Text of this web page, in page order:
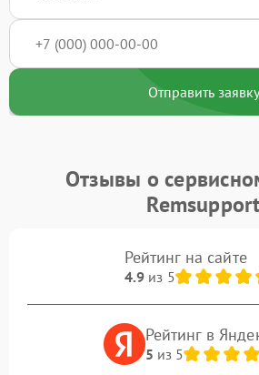
Отправить заявку
Отзывы о
Remsupport
Рейтинг на сайте
4.9из 5
Рейтинг в
5 из 5